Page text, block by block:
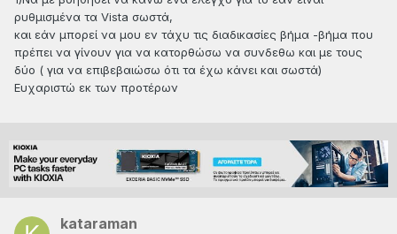
ρυθμισμένα τα Vista σωστά,
και εάν μπορεί να μου εν τάχυ τις διαδικασίες βήμα -βήμα που
πρέπει να γίνουν για να κατορθώσω να συνδεθω και με τους
δύο ( για να επιβεβαιώσω ότι τα έχω κάνει και σωστά)
Ευχαριστώ εκ των προτέρων
kataraman